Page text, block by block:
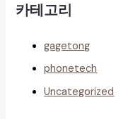
카테고리
gagetong
phonetech
Uncategorized